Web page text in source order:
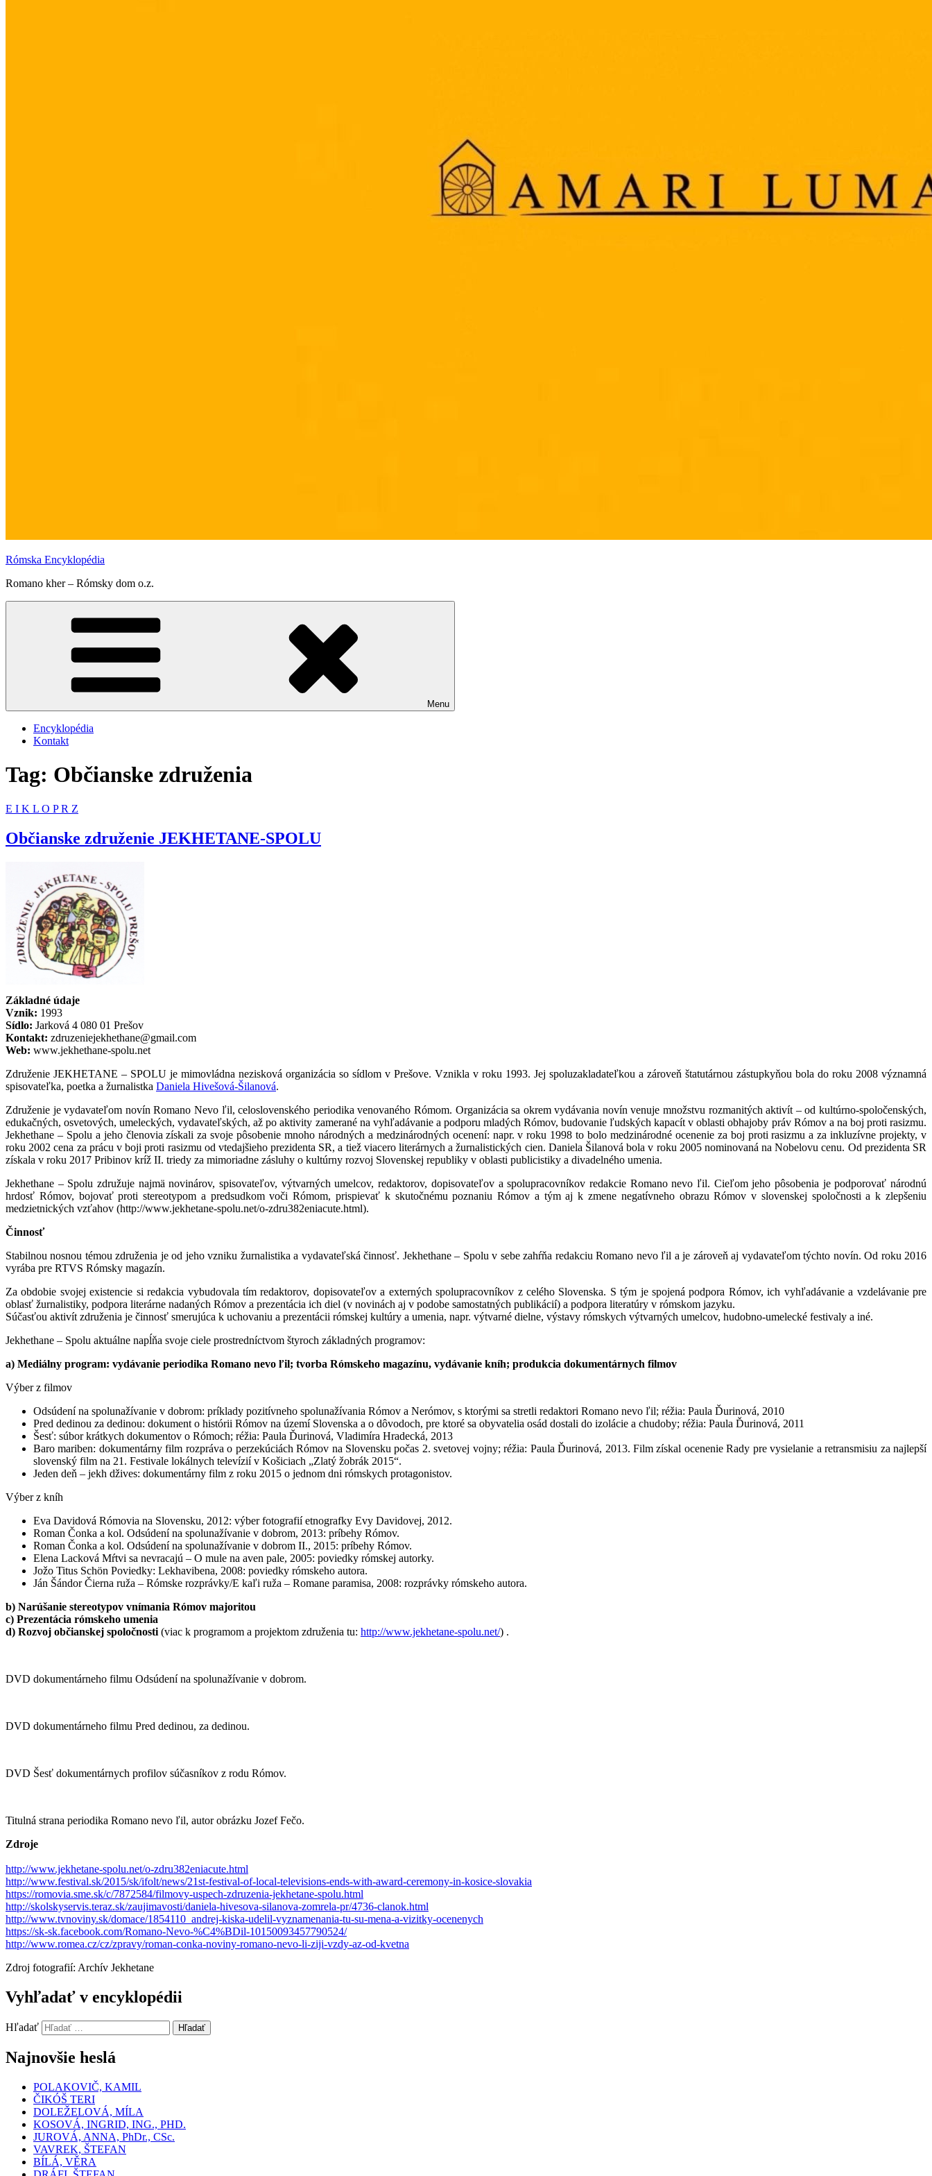
Rómska Encyklopédia
Romano kher – Rómsky dom o.z.
Menu
Encyklopédia
Kontakt
Tag: Občianske združenia
E I K L O PR Z
Občianske združenie JEKHETANE-SPOLU
Základné údaje
Vznik: 1993
Sídlo: Jarková 4 080 01 Prešov
Kontakt: zdruzeniejekhethane@gmail.com
Web: www.jekhethane-spolu.net
Združenie JEKHETANE – SPOLU je mimovládna nezisková organizácia so sídlom v Prešove. Vznikla v roku 1993. Jej spoluzakladateľkou a zároveň štatutárnou zástupkyňou bola do roku 2008 významná
spisovateľka, poetka a žurnalistka Daniela Hivešová-Šilanová.
Združenie je vydavateľom novín Romano Nevo ľil, celoslovenského periodika venovaného Rómom. Organizácia sa okrem vydávania novín venuje množstvu rozmanitých aktivít – od kultúrno-spoločenských,
edukačných, osvetových, umeleckých, vydavateľských, až po aktivity zamerané na vyhľadávanie a podporu mladých Rómov, budovanie ľudských kapacít v oblasti obhajoby práv Rómov a na boj proti rasizmu.
Jekhethane – Spolu a jeho členovia získali za svoje pôsobenie mnoho národných a medzinárodných ocenení: napr. v roku 1998 to bolo medzinárodné ocenenie za boj proti rasizmu a za inkluzívne projekty, v
roku 2002 cena za prácu v boji proti rasizmu od vtedajšieho prezidenta SR, a tiež viacero literárnych a žurnalistických cien. Daniela Šilanová bola v roku 2005 nominovaná na Nobelovu cenu. Od prezidenta SR
získala v roku 2017 Pribinov kríž II. triedy za mimoriadne zásluhy o kultúrny rozvoj Slovenskej republiky v oblasti publicistiky a divadelného umenia.
Jekhethane – Spolu združuje najmä novinárov, spisovateľov, výtvarných umelcov, redaktorov, dopisovateľov a spolupracovníkov redakcie Romano nevo ľil. Cieľom jeho pôsobenia je podporovať národnú
hrdosť Rómov, bojovať proti stereotypom a predsudkom voči Rómom, prispievať k skutočnému poznaniu Rómov a tým aj k zmene negatívneho obrazu Rómov v slovenskej spoločnosti a k zlepšeniu
medzietnických vzťahov (http://www.jekhetane-spolu.net/o-zdru382eniacute.html).
Činnosť
Stabilnou nosnou témou združenia je od jeho vzniku žurnalistika a vydavateľská činnosť. Jekhethane – Spolu v sebe zahŕňa redakciu Romano nevo ľil a je zároveň aj vydavateľom týchto novín. Od roku 2016
vyrába pre RTVS Rómsky magazín.
Za obdobie svojej existencie si redakcia vybudovala tím redaktorov, dopisovateľov a externých spolupracovníkov z celého Slovenska. S tým je spojená podpora Rómov, ich vyhľadávanie a vzdelávanie pre
oblasť žurnalistiky, podpora literárne nadaných Rómov a prezentácia ich diel (v novinách aj v podobe samostatných publikácií) a podpora literatúry v rómskom jazyku.
Súčasťou aktivít združenia je činnosť smerujúca k uchovaniu a prezentácii rómskej kultúry a umenia, napr. výtvarné dielne, výstavy rómskych výtvarných umelcov, hudobno-umelecké festivaly a iné.
Jekhethane – Spolu aktuálne napĺňa svoje ciele prostredníctvom štyroch základných programov:
a) Mediálny program: vydávanie periodika Romano nevo ľil; tvorba Rómskeho magazínu, vydávanie kníh; produkcia dokumentárnych filmov
Výber z filmov
Odsúdení na spolunažívanie v dobrom: príklady pozitívneho spolunažívania Rómov a Nerómov, s ktorými sa stretli redaktori Romano nevo ľil; réžia: Paula Ďurinová, 2010
Pred dedinou za dedinou: dokument o histórii Rómov na území Slovenska a o dôvodoch, pre ktoré sa obyvatelia osád dostali do izolácie a chudoby; réžia: Paula Ďurinová, 2011
Šesť: súbor krátkych dokumentov o Rómoch; réžia: Paula Ďurinová, Vladimíra Hradecká, 2013
Baro mariben: dokumentárny film rozpráva o perzekúciách Rómov na Slovensku počas 2. svetovej vojny; réžia: Paula Ďurinová, 2013. Film získal ocenenie Rady pre vysielanie a retransmisiu za najlepší
slovenský film na 21. Festivale lokálnych televízií v Košiciach „Zlatý žobrák 2015“.
Jeden deň – jekh džives: dokumentárny film z roku 2015 o jednom dni rómskych protagonistov.
Výber z kníh
Eva Davidová Rómovia na Slovensku, 2012: výber fotografií etnografky Evy Davidovej, 2012.
Roman Čonka a kol. Odsúdení na spolunažívanie v dobrom, 2013: príbehy Rómov.
Roman Čonka a kol. Odsúdení na spolunažívanie v dobrom II., 2015: príbehy Rómov.
Elena Lacková Mŕtvi sa nevracajú – O mule na aven pale, 2005: poviedky rómskej autorky.
Jožo Titus Schӧn Poviedky: Lekhavibena, 2008: poviedky rómskeho autora.
Ján Šándor Čierna ruža – Rómske rozprávky/E kaľi ruža – Romane paramisa, 2008: rozprávky rómskeho autora.
b) Narúšanie stereotypov vnímania Rómov majoritou
c) Prezentácia rómskeho umenia
d) Rozvoj občianskej spoločnosti (viac k programom a projektom združenia tu: http://www.jekhetane-spolu.net/) .
DVD dokumentárneho filmu Odsúdení na spolunažívanie v dobrom.
DVD dokumentárneho filmu Pred dedinou, za dedinou.
DVD Šesť dokumentárnych profilov súčasníkov z rodu Rómov.
Titulná strana periodika Romano nevo ľil, autor obrázku Jozef Fečo.
Zdroje
http://www.jekhetane-spolu.net/o-zdru382eniacute.html
http://www.festival.sk/2015/sk/ifolt/news/21st-festival-of-local-televisions-ends-with-award-ceremony-in-kosice-slovakia
https://romovia.sme.sk/c/7872584/filmovy-uspech-zdruzenia-jekhetane-spolu.html
http://skolskyservis.teraz.sk/zaujimavosti/daniela-hivesova-silanova-zomrela-pr/4736-clanok.html
http://www.tvnoviny.sk/domace/1854110_andrej-kiska-udelil-vyznamenania-tu-su-mena-a-vizitky-ocenenych
https://sk-sk.facebook.com/Romano-Nevo-%C4%BDil-10150093457790524/
http://www.romea.cz/cz/zpravy/roman-conka-noviny-romano-nevo-li-ziji-vzdy-az-od-kvetna
Zdroj fotografií: Archív Jekhetane
Vyhľadať v encyklopédii
Hľadať Hľadať
Najnovšie heslá
POLAKOVIČ, KAMIL
ČIKÓŠ TERI
DOLEŽELOVÁ, MÍLA
KOSOVÁ, INGRID, ING., PHD.
JUROVÁ, ANNA, PhDr., CSc.
VAVREK, ŠTEFAN
BÍLÁ, VĚRA